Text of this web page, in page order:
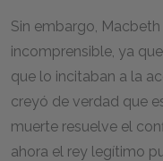
Sin embargo,
incomprensible, ya
que lo incitaban a la
creyó de verdad que
muerte resuelve el
ahora el rey legítimo